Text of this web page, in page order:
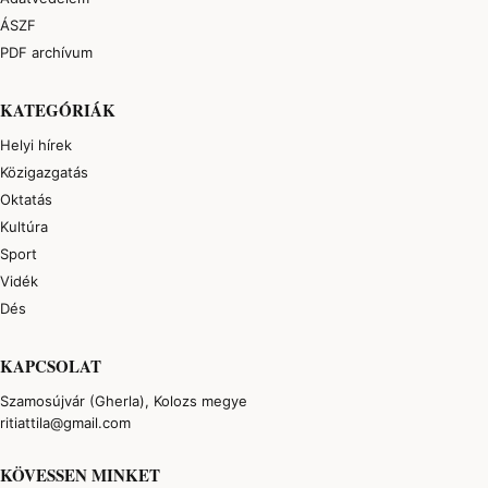
ÁSZF
PDF archívum
KATEGÓRIÁK
Helyi hírek
Közigazgatás
Oktatás
Kultúra
Sport
Vidék
Dés
KAPCSOLAT
Szamosújvár (Gherla), Kolozs megye
ritiattila@gmail.com
KÖVESSEN MINKET